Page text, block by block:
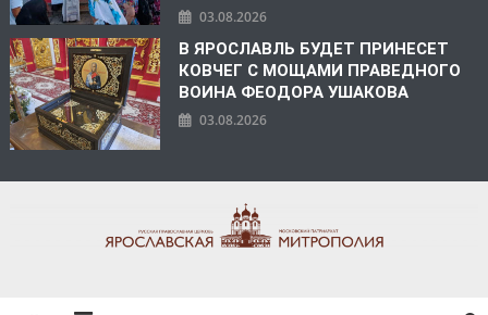
03.08.2026
В ЯРОСЛАВЛЬ БУДЕТ ПРИНЕСЕТ
КОВЧЕГ С МОЩАМИ ПРАВЕДНОГО
ВОИНА ФЕОДОРА УШАКОВА
03.08.2026